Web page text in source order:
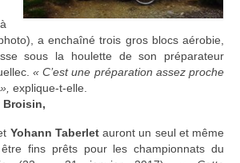
a enchaîné trois gros blocs aérobie,
sous la houlette de son préparateur
« C’est une préparation assez proche
explique-t-elle.
Broisin,
Yohann Taberletauront un seul et même
fins prêts pour les championnats du